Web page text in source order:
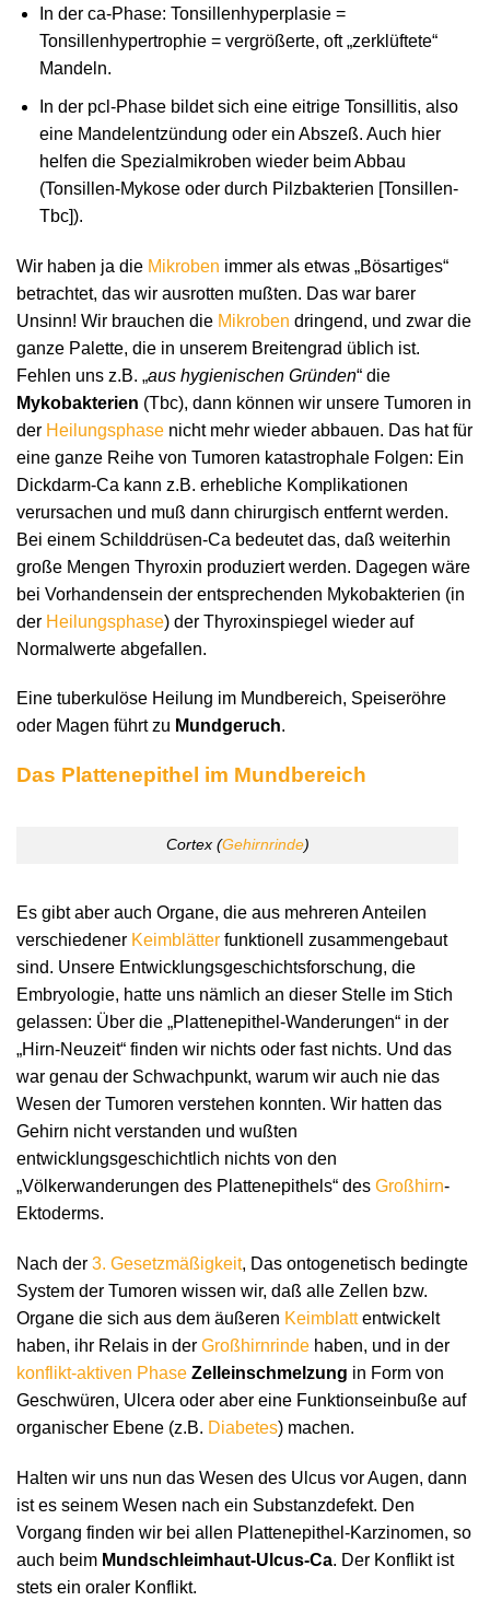
In der ca-Phase: Tonsillenhyperplasie =
Tonsillenhypertrophie = vergrößerte, oft „zerklüftete“
Mandeln.
In der pcl-Phase bildet sich eine eitrige Tonsillitis, also
eine Mandelentzündung oder ein Abszeß. Auch hier
helfen die Spezialmikroben wieder beim Abbau
(Tonsillen-Mykose oder durch Pilzbakterien [Tonsillen-
Tbc]).
Wir haben ja die Mikroben immer als etwas „Bösartiges“
betrachtet, das wir ausrotten mußten. Das war barer
Unsinn! Wir brauchen die Mikroben dringend, und zwar die
ganze Palette, die in unserem Breitengrad üblich ist.
Fehlen uns z.B. „aus hygienischen Gründen“ die
Mykobakterien (Tbc), dann können wir unsere Tumoren in
der Heilungsphase nicht mehr wieder abbauen. Das hat für
eine ganze Reihe von Tumoren katastrophale Folgen: Ein
Dickdarm-Ca kann z.B. erhebliche Komplikationen
verursachen und muß dann chirurgisch entfernt werden.
Bei einem Schilddrüsen-Ca bedeutet das, daß weiterhin
große Mengen Thyroxin produziert werden. Dagegen wäre
bei Vorhandensein der entsprechenden Mykobakterien (in
der Heilungsphase) der Thyroxinspiegel wieder auf
Normalwerte abgefallen.
Eine tuberkulöse Heilung im Mundbereich, Speiseröhre
oder Magen führt zu Mundgeruch.
Das Plattenepithel im Mundbereich
Cortex (Gehirnrinde)
Es gibt aber auch Organe, die aus mehreren Anteilen
verschiedener Keimblätter funktionell zusammengebaut
sind. Unsere Entwicklungsgeschichtsforschung, die
Embryologie, hatte uns nämlich an dieser Stelle im Stich
gelassen: Über die „Plattenepithel-Wanderungen“ in der
„Hirn-Neuzeit“ finden wir nichts oder fast nichts. Und das
war genau der Schwachpunkt, warum wir auch nie das
Wesen der Tumoren verstehen konnten. Wir hatten das
Gehirn nicht verstanden und wußten
entwicklungsgeschichtlich nichts von den
„Völkerwanderungen des Plattenepithels“ des Großhirn-
Ektoderms.
Nach der 3. Gesetzmäßigkeit, Das ontogenetisch bedingte
System der Tumoren wissen wir, daß alle Zellen bzw.
Organe die sich aus dem äußeren Keimblattentwickelt
haben, ihr Relais in der Großhirnrinde haben, und in der
konflikt-aktiven Phase Zelleinschmelzung in Form von
Geschwüren, Ulcera oder aber eine Funktionseinbuße auf
organischer Ebene (z.B. Diabetes) machen.
Halten wir uns nun das Wesen des Ulcus vor Augen, dann
ist es seinem Wesen nach ein Substanzdefekt. Den
Vorgang finden wir bei allen Plattenepithel-Karzinomen, so
auch beim Mundschleimhaut-Ulcus-Ca. Der Konflikt ist
stets ein oraler Konflikt.